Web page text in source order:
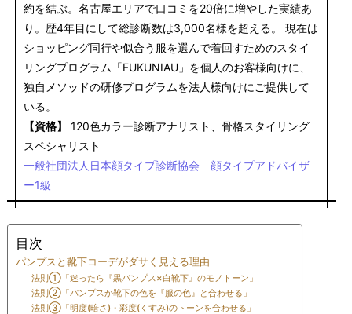
約を結ぶ。名古屋エリアで口コミを20倍に増やした実績あ
り。歴4年目にして総診断数は3,000名様を超える。 現在は
ショッピング同行や似合う服を選んで着回すためのスタイ
リングプログラム「FUKUNIAU」を個人のお客様向けに、
独自メソッドの研修プログラムを法人様向けにご提供して
いる。
【資格】
120色カラー診断アナリスト、骨格スタイリング
スペシャリスト
一般社団法人日本顔タイプ診断協会 顔タイプアドバイザ
ー1級
目次
パンプスと靴下コーデがダサく見える理由
法則①「迷ったら『黒パンプス×白靴下』のモノトーン」
法則②「パンプスか靴下の色を『服の色』と合わせる」
法則③「明度(暗さ)・彩度(くすみ)のトーンを合わせる」